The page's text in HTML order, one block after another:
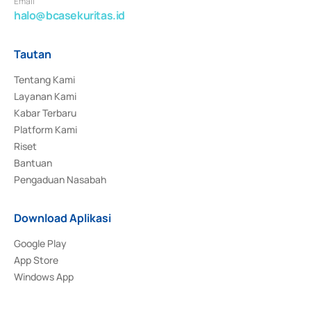
halo@bcasekuritas.id
Tautan
Tentang Kami
Layanan Kami
Kabar Terbaru
Platform Kami
Riset
Bantuan
Pengaduan Nasabah
Download Aplikasi
Google Play
App Store
Windows App